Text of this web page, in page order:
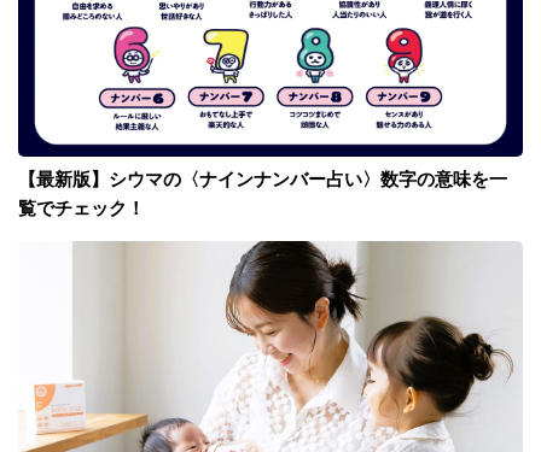
【最新版】シウマの〈ナインナンバー占い〉数字の意味を一
覧でチェック！